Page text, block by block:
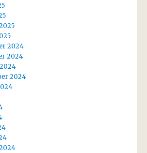
2024
2024
2024